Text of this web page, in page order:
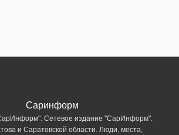
Сетевое издание "СарИнформ".
и Саратовской области. Люди, места,